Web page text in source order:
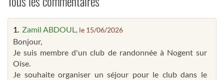
1. Zamil ABDOUL, le 15/06/2026
Bonjour,
Je suis membre d'un club de randonnée à Nogent sur
Oise.
Je souhaite organiser un séjour pour le club dans le